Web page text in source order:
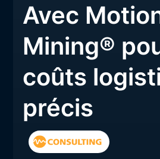
Avec
Mining®
coûts
précis